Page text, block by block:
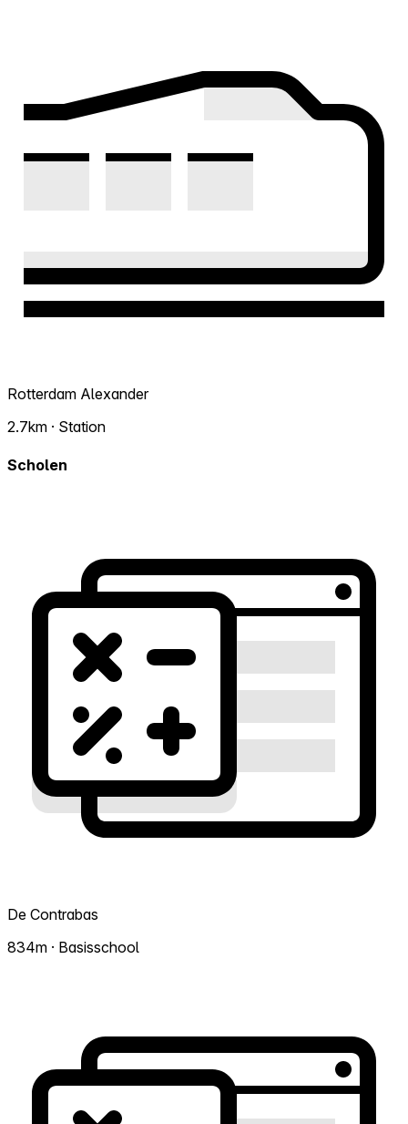
Rotterdam Alexander
2.7km · Station
Scholen
De Contrabas
834m · Basisschool